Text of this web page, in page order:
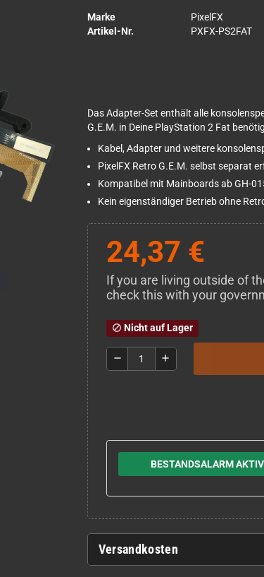
Marke
PixelFX
Artikel-Nr.
PXFX-PS2FAT
Das Adapter-Set enthält alle
G.E.M. in Deine PlayStation 2 Fat
Kabel, Adapter und weitere
PixelFX Retro G.E.M. selbst separat
Kompatibel mit Mainboards ab GH-
Kein eigenständiger Betrieb ohne
24,37 €
If you are living outside of
check this with your
block Nicht auf Lager
remove add
BESTANDSALARM
Versandkosten